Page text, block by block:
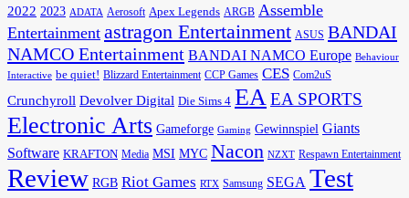
2022 2023 ADATA Aerosoft Apex Legends ARGB Assemble
Entertainment astragon Entertainment ASUS BANDAI
NAMCO Entertainment BANDAI NAMCO Europe Behaviour
Interactive be quiet! Blizzard Entertainment CCP Games CES Com2uS
Crunchyroll Devolver Digital Die Sims 4 EAEA SPORTS
Electronic Arts Gameforge Gaming Gewinnspiel Giants
Software KRAFTON Media MSI MYC Nacon NZXT Respawn Entertainment
Review RGB Riot Games RTX Samsung SEGA Test